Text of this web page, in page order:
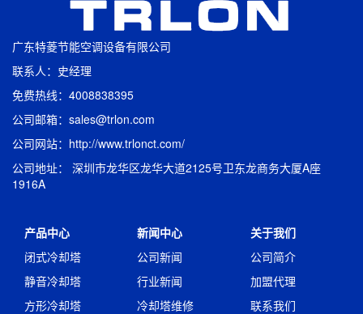
广东特菱节能空调设备有限公司
联系人：史经理
免费热线：4008838395
公司邮箱：sales@trlon.com
公司网站：http://www.trlonct.com/
公司地址： 深圳市龙华区龙华大道2125号卫东龙商务大厦A座
1916A
产品中心
闭式冷却塔
静音冷却塔
方形冷却塔
新闻中心
公司新闻
行业新闻
冷却塔维修
关于我们
公司简介
加盟代理
联系我们